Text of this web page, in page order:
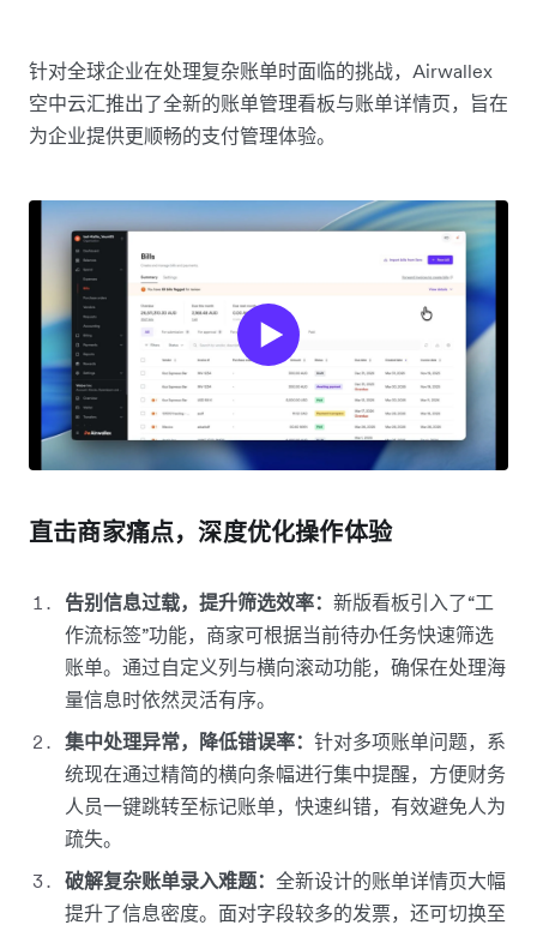
针对全球企业在处理复杂账单时面临的挑战，Airwallex
空中云汇推出了全新的账单管理看板与账单详情页，旨在
为企业提供更顺畅的支付管理体验。
直击商家痛点，深度优化操作体验
告别信息过载，提升筛选效率： 新版看板引入了“工
作流标签”功能，商家可根据当前待办任务快速筛选
账单。通过自定义列与横向滚动功能，确保在处理海
量信息时依然灵活有序。
集中处理异常，降低错误率： 针对多项账单问题，系
统现在通过精简的横向条幅进行集中提醒，方便财务
人员一键跳转至标记账单，快速纠错，有效避免人为
疏失。
破解复杂账单录入难题： 全新设计的账单详情页大幅
提升了信息密度。面对字段较多的发票，还可切换至